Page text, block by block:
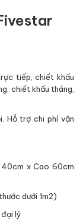
tiếp, chiết khấu
chiết khấu tháng,
Hỗ trợ chi phí vận
40cm x Cao 60cm
dưới 1m2)
lý